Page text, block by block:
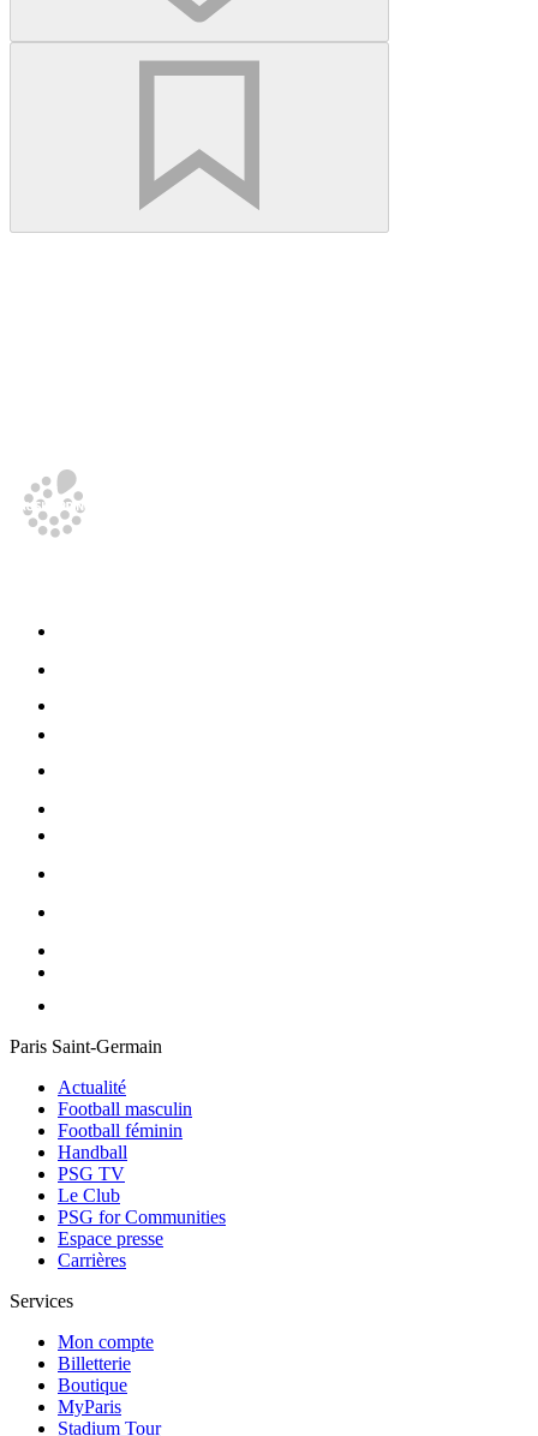
Paris Saint-Germain
Actualité
Football masculin
Football féminin
Handball
PSG TV
Le Club
PSG for Communities
Espace presse
Carrières
Services
Mon compte
Billetterie
Boutique
MyParis
Stadium Tour